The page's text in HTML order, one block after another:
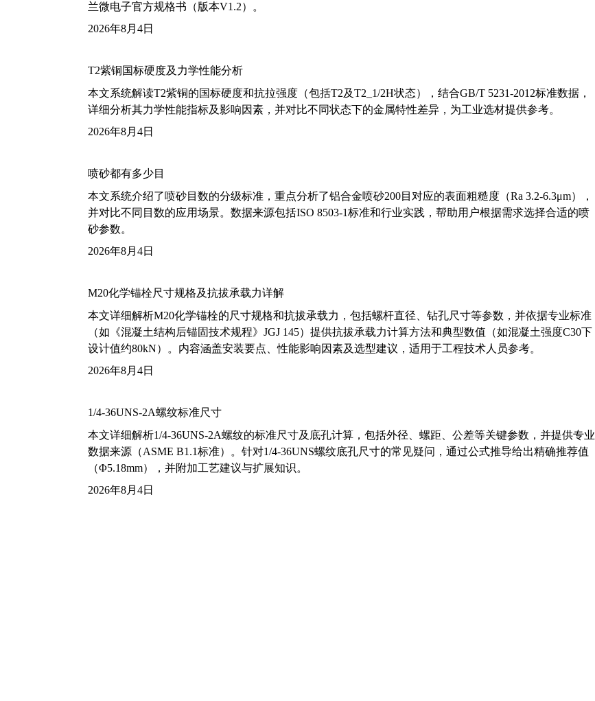
兰微电子官方规格书（版本V1.2）。
2026年8月4日
T2紫铜国标硬度及力学性能分析
本文系统解读T2紫铜的国标硬度和抗拉强度（包括T2及T2_1/2H状态），结合GB/T 5231-2012标准数据，
详细分析其力学性能指标及影响因素，并对比不同状态下的金属特性差异，为工业选材提供参考。
2026年8月4日
喷砂都有多少目
本文系统介绍了喷砂目数的分级标准，重点分析了铝合金喷砂200目对应的表面粗糙度（Ra 3.2-6.3μm），
并对比不同目数的应用场景。数据来源包括ISO 8503-1标准和行业实践，帮助用户根据需求选择合适的喷
砂参数。
2026年8月4日
M20化学锚栓尺寸规格及抗拔承载力详解
本文详细解析M20化学锚栓的尺寸规格和抗拔承载力，包括螺杆直径、钻孔尺寸等参数，并依据专业标准
（如《混凝土结构后锚固技术规程》JGJ 145）提供抗拔承载力计算方法和典型数值（如混凝土强度C30下
设计值约80kN）。内容涵盖安装要点、性能影响因素及选型建议，适用于工程技术人员参考。
2026年8月4日
1/4-36UNS-2A螺纹标准尺寸
本文详细解析1/4-36UNS-2A螺纹的标准尺寸及底孔计算，包括外径、螺距、公差等关键参数，并提供专业
数据来源（ASME B1.1标准）。针对1/4-36UNS螺纹底孔尺寸的常见疑问，通过公式推导给出精确推荐值
（Φ5.18mm），并附加工艺建议与扩展知识。
2026年8月4日